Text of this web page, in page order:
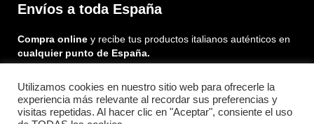
Envíos a toda España
Compra online y recibe tus productos italianos auténticos en
cualquier punto de España.
Encuéntranos en:
FacebookInstagram
Tiktok
Utilizamos cookies en nuestro sitio web para ofrecerle la
experiencia más relevante al recordar sus preferencias y
visitas repetidas. Al hacer clic en "Aceptar", consiente el uso